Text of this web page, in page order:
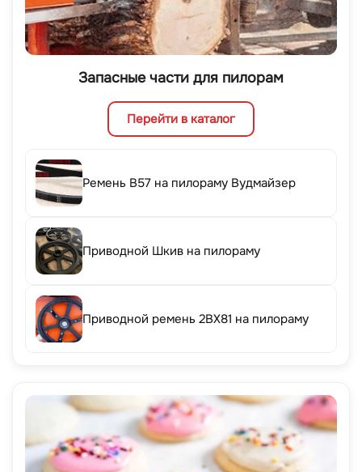
Запасные части для пилорам
Перейти в каталог
Ремень B57 на пилораму Вудмайзер
Приводной Шкив на пилораму
Приводной ремень 2BX81 на пилораму